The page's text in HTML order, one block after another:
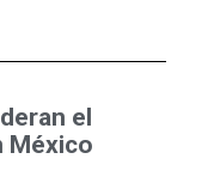
el
México